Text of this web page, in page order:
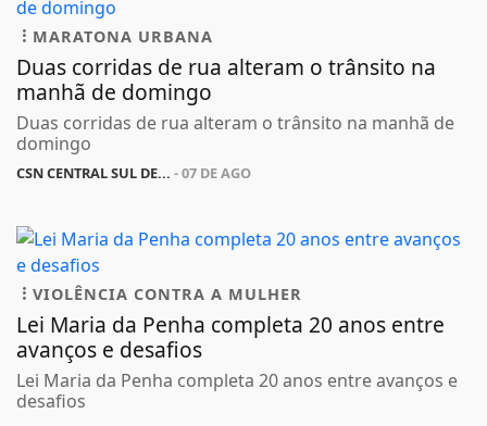
MARATONA URBANA
Duas corridas de rua alteram o trânsito na
manhã de domingo
Duas corridas de rua alteram o trânsito na manhã de
domingo
CSN CENTRAL SUL DE... - 07 DE AGO
VIOLÊNCIA CONTRA A MULHER
Lei Maria da Penha completa 20 anos entre
avanços e desafios
Lei Maria da Penha completa 20 anos entre avanços e
desafios